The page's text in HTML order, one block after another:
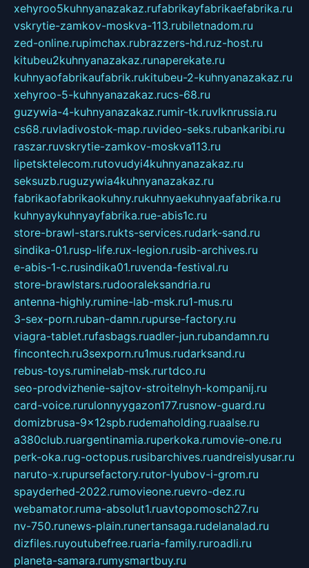
xehyroo5kuhnyanazakaz.rufabrikayfabrikaefabrika.ru
vskrytie-zamkov-moskva-113.rubiletnadom.ru
zed-online.rupimchax.rubrazzers-hd.ruz-host.ru
kitubeu2kuhnyanazakaz.runaperekate.ru
kuhnyaofabrikaufabrik.rukitubeu-2-kuhnyanazakaz.ru
xehyroo-5-kuhnyanazakaz.rucs-68.ru
guzywia-4-kuhnyanazakaz.rumir-tk.ruvlknrussia.ru
cs68.ruvladivostok-map.ruvideo-seks.rubankaribi.ru
raszar.ruvskrytie-zamkov-moskva113.ru
lipetsktelecom.rutovudyi4kuhnyanazakaz.ru
seksuzb.ruguzywia4kuhnyanazakaz.ru
fabrikaofabrikaokuhny.rukuhnyaekuhnyaafabrika.ru
kuhnyaykuhnyayfabrika.rue-abis1c.ru
store-brawl-stars.rukts-services.rudark-sand.ru
sindika-01.rusp-life.rux-legion.rusib-archives.ru
e-abis-1-c.rusindika01.ruvenda-festival.ru
store-brawlstars.rudooraleksandria.ru
antenna-highly.rumine-lab-msk.ru1-mus.ru
3-sex-porn.ruban-damn.rupurse-factory.ru
viagra-tablet.rufasbags.ruadler-jun.rubandamn.ru
fincontech.ru3sexporn.ru1mus.rudarksand.ru
rebus-toys.ruminelab-msk.rurtdco.ru
seo-prodvizhenie-sajtov-stroitelnyh-kompanij.ru
card-voice.rurulonnyygazon177.rusnow-guard.ru
domizbrusa-9x12spb.rudemaholding.ruaalse.ru
a380club.ruargentinamia.ruperkoka.rumovie-one.ru
perk-oka.rug-octopus.rusibarchives.ruandreislyusar.ru
naruto-x.rupursefactory.rutor-lyubov-i-grom.ru
spayderhed-2022.rumovieone.ruevro-dez.ru
webamator.ruma-absolut1.ruavtopomosch27.ru
nv-750.runews-plain.runertansaga.rudelanalad.ru
dizfiles.ruyoutubefree.ruaria-family.ruroadli.ru
planeta-samara.rumysmartbuy.ru